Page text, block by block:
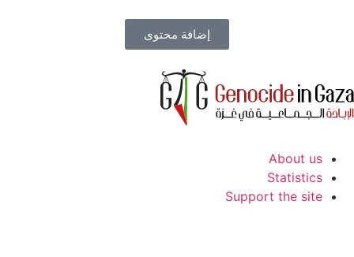
إضافة محتوى
About us
Statistics
Support the site